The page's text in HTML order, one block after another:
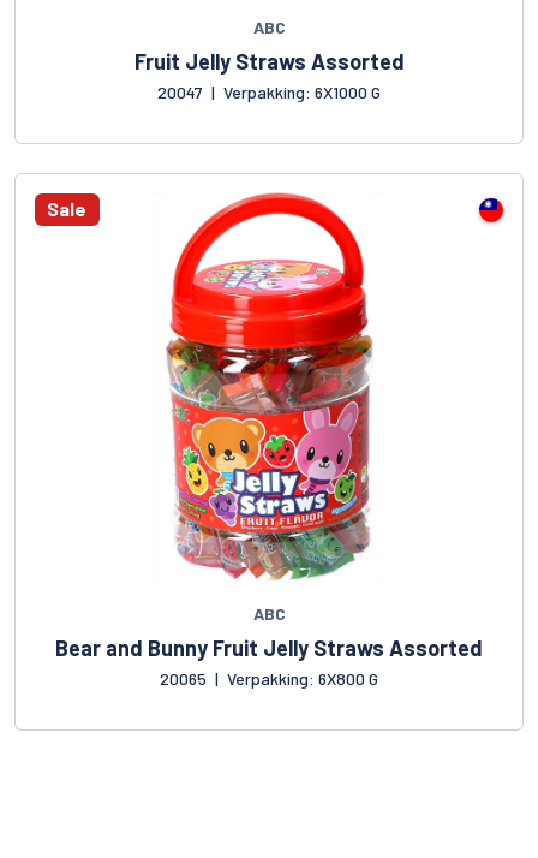
ABC
Fruit Jelly Straws Assorted
20047 | Verpakking: 6X1000 G
Sale
ABC
Bear and Bunny Fruit Jelly Straws Assorted
20065 | Verpakking: 6X800 G